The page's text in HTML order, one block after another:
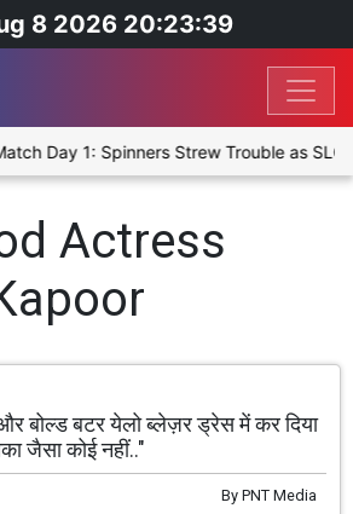
8 2026 20:23:39
Day 1: Spinners Strew Trouble as SLC
Actress
बोल्ड बटर येलो ब्लेज़र ड्रेस में कर दिया
जैसा कोई नहीं.."
By PNT Media